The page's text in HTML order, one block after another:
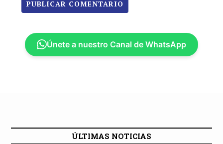
Únete a nuestro Canal de WhatsApp
ÚLTIMAS NOTICIAS